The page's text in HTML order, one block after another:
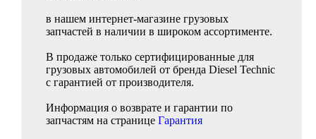
в нашем интернет-магазине грузовых
запчастей в наличии в широком ассортименте.
В продаже только сертифицированные для
грузовых автомобилей от бренда Diesel Technic
с гарантией от производителя.
Информация о возврате и гарантии по
запчастям на странице Гарантия